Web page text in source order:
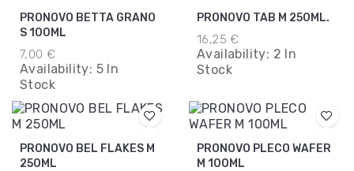
PRONOVO BETTA GRANO
S 100ML
7,00 €
Availability: 5 In
Stock
PRONOVO TAB M 250ML.
16,25 €
Availability: 2 In
Stock
PRONOVO BEL FLAKES M
250ML
PRONOVO PLECO WAFER
M 100ML